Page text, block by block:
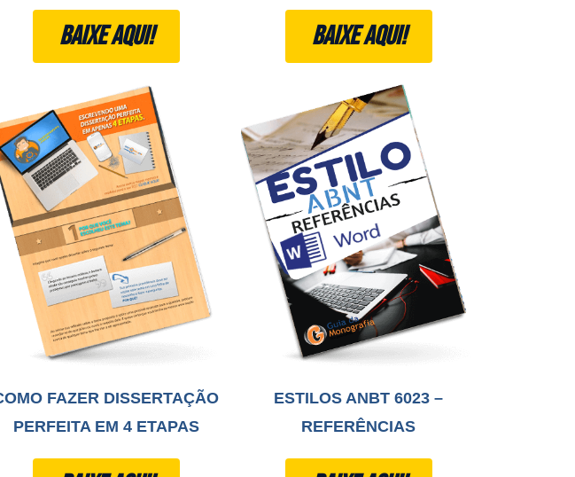
BAIXE AQUI! BAIXE AQUI!
FAZER DISSERTAÇÃO
PERFEITA EM 4 ETAPAS
ESTILOS ANBT 6023 –
REFERÊNCIAS​